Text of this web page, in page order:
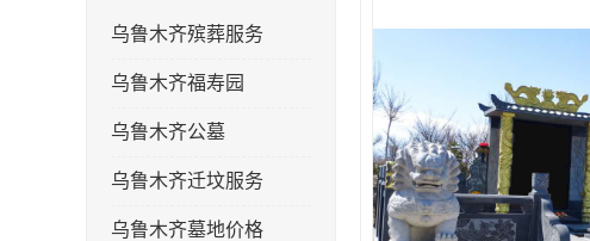
乌鲁木齐殡葬服务
乌鲁木齐福寿园
乌鲁木齐公墓
乌鲁木齐迁坟服务
乌鲁木齐墓地价格